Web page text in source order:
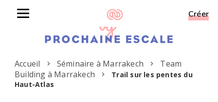
Toggle
Créer
Accueil Séminaire à Marrakech
Team
Building à Marrakech
Trail sur les pentes du
Haut-Atlas